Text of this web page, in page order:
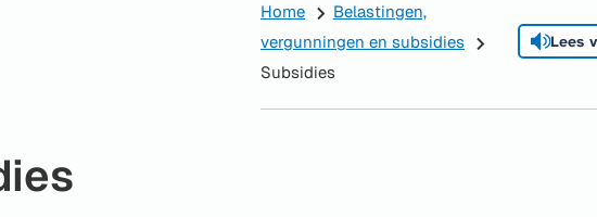
omlaag
te
Gebruik
Home
Belastingen,
vergunningen en subsidies
Subsidies
Lees